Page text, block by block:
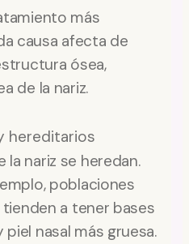
más
causa afecta de
ósea,
de la nariz.
hereditarios
nariz se heredan.
poblaciones
a tener bases
nasal más gruesa.